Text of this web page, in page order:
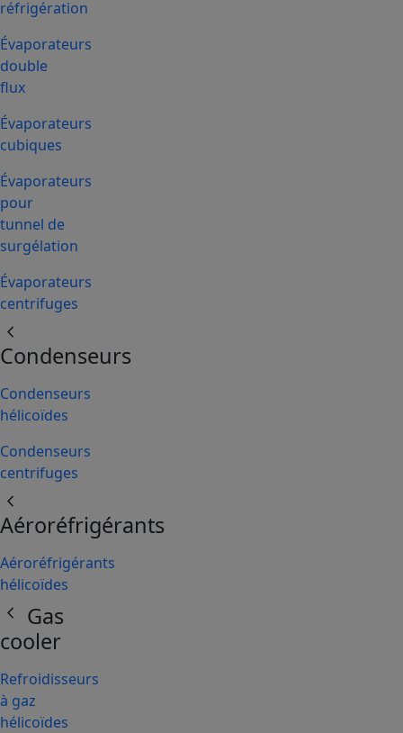
réfrigération
Évaporateurs
double
flux
Évaporateurs
cubiques
Évaporateurs
pour
tunnel de
surgélation
Évaporateurs
centrifuges
chevron_left
Condenseurs
Condenseurs
hélicoïdes
Condenseurs
centrifuges
chevron_left
Aéroréfrigérants
Aéroréfrigérants
hélicoïdes
chevron_left Gas
cooler
Refroidisseurs
à gaz
hélicoïdes